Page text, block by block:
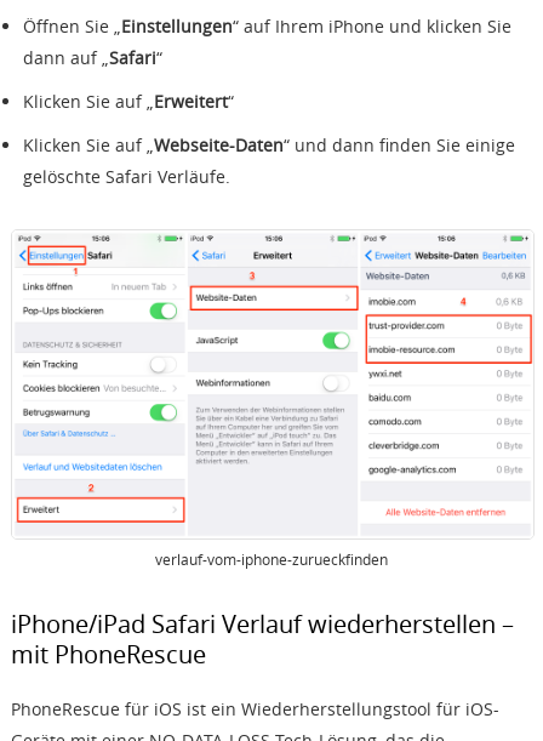
Öffnen Sie „Einstellungen“ auf Ihrem iPhone und klicken Sie
dann auf „Safari“
Klicken Sie auf „Erweitert“
Klicken Sie auf „Webseite-Daten“ und dann finden Sie einige
gelöschte Safari Verläufe.
verlauf-vom-iphone-zurueckfinden
iPhone/iPad Safari Verlauf wiederherstellen –
mit PhoneRescue
PhoneRescue für iOS ist ein Wiederherstellungstool für iOS-